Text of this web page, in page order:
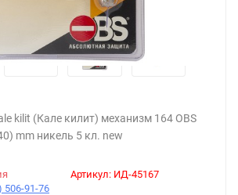
kilit (Кале килит) механизм 164 OBS
mm никель 5 кл. new
Артикул: ИД-45167
506-91-76